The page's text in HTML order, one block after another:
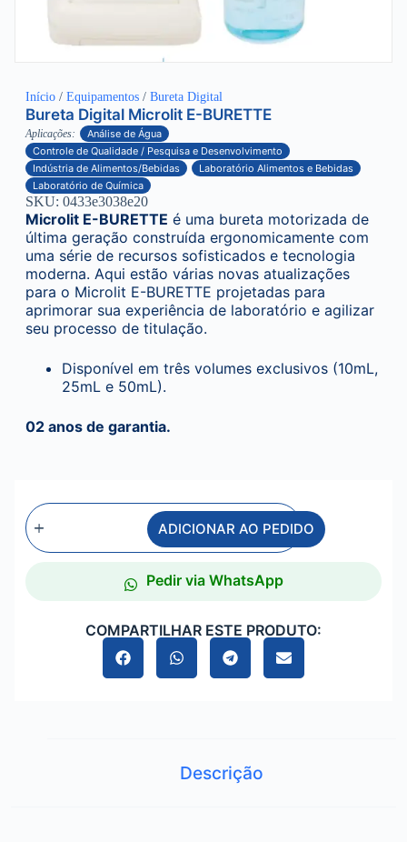
Início / Equipamentos / Bureta Digital
Bureta Digital Microlit E-BURETTE
Aplicações:
Análise de Água
Controle de Qualidade / Pesquisa e Desenvolvimento
Indústria de Alimentos/Bebidas
Laboratório Alimentos e Bebidas
Laboratório de Química
SKU: 0433e3038e20
Microlit E-BURETTE é uma bureta motorizada de
última geração construída ergonomicamente com
uma série de recursos sofisticados e tecnologia
moderna. Aqui estão várias novas atualizações
para o Microlit E-BURETTE projetadas para
aprimorar sua experiência de laboratório e agilizar
seu processo de titulação.
Disponível em três volumes exclusivos (10mL,
25mL e 50mL).
02 anos de garantia.
ADICIONAR AO PEDIDO
Pedir via WhatsApp
COMPARTILHAR ESTE PRODUTO:
Descrição